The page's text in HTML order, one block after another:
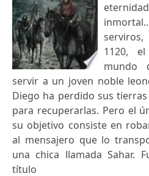
1120,
mundo
servir a un joven noble
Diego ha perdido sus
para recuperarlas. Pero el
su objetivo consiste en
al mensajero que lo
una chica llamada Sahar.
título